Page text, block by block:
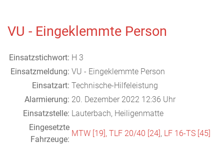
VU - Eingeklemmte Person
Einsatzstichwort: H 3
Einsatzmeldung: VU - Eingeklemmte Person
Einsatzart: Technische-Hilfeleistung
Alarmierung: 20. Dezember 2022 12:36 Uhr
Einsatzstelle: Lauterbach, Heiligenmatte
Eingesetzte
Fahrzeuge:
MTW [19], TLF 20/40 [24], LF 16-TS [45]